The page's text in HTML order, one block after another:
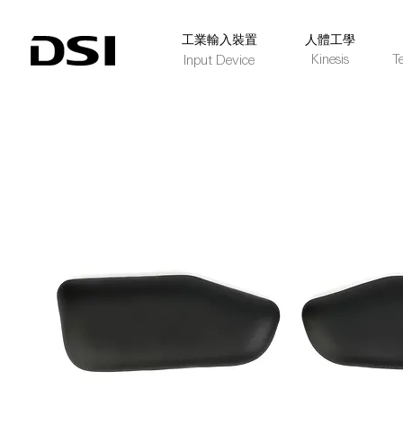
​工業輸入裝置
Input Device
人體工學
Kinesis